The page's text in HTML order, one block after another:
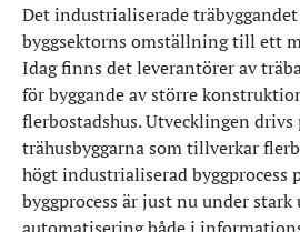
Det industrialiserade
byggsektorns omställning till ett
Idag finns det leverantörer av
för byggande av större
flerbostadshus. Utvecklingen
trähusbyggarna som tillverkar
högt industrialiserad byggprocess
byggprocess är just nu under